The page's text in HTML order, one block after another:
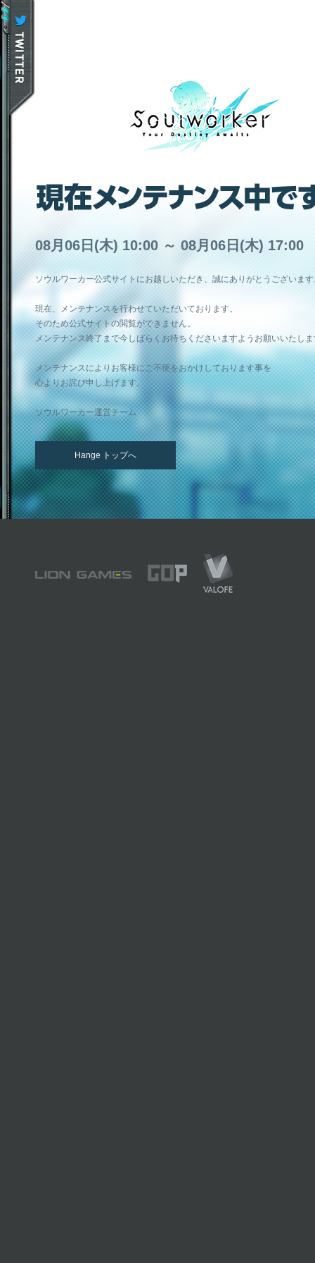
08月06日(木) 10:00 ～ 08月06日(木) 17:00
ソウルワーカー公式サイトにお越しいただき、誠にありがとうございま
現在、メンテナンスを行わせていただいております。
そのため公式サイトの閲覧ができません。
メンテナンス終了まで今しばらくお待ちくださいますようお願いいたし
メンテナンスによりお客様にご不便をおかけしております事を
心よりお詫び申し上げます。
ソウルワーカー運営チーム
Hange トップへ